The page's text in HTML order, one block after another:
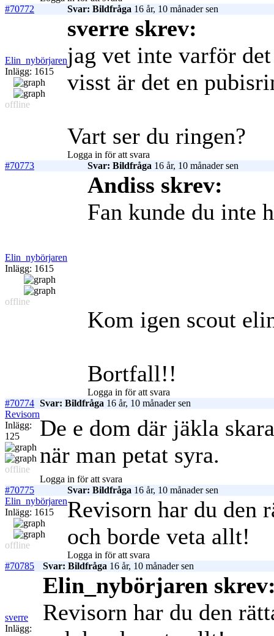
#70772
Svar: Bildfråga 16 år, 10 månader sen
Elin_nybörjaren
Inlägg: 1615
offline
sverre skrev:
jag vet inte varför
visst är det en
Vart ser du ringen?
Logga in för att svara
#70773
Svar: Bildfråga 16 år, 10 månader sen
Elin_nybörjaren
Inlägg: 1615
offline
Andiss skrev:
Fan kunde du inte
Kom igen scout
Bortfall!!
Logga in för att svara
#70774 Svar: Bildfråga 16 år, 10 månader sen
Revisorn
Inlägg:
125
offline
De e dom där jäkla
när man petat syra.
Logga in för att svara
#70775
Svar: Bildfråga 16 år, 10 månader sen
Elin_nybörjaren
Inlägg: 1615
offline
Revisorn har du den
och borde veta allt!
Logga in för att svara
#70785
Svar: Bildfråga 16 år, 10 månader sen
sverre
Inlägg:
Elin_nybörjaren
Revisorn har du den